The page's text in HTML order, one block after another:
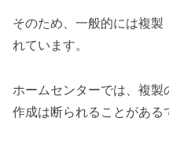
そのため、一般的には複
れています。
ホームセンターでは、複
作成は断られることがある